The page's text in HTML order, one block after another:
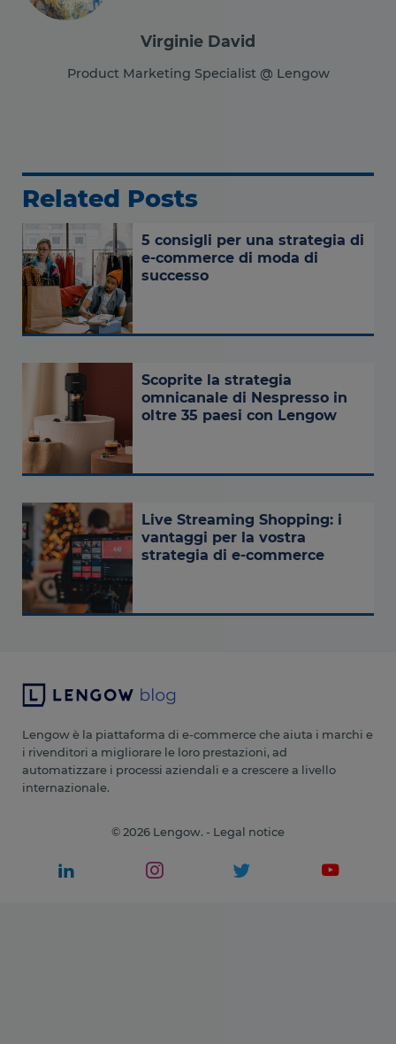
Virginie David
Product Marketing Specialist @ Lengow
Related Posts
5 consigli per una strategia di
e-commerce di moda di
successo
Scoprite la strategia
omnicanale di Nespresso in
oltre 35 paesi con Lengow
Live Streaming Shopping: i
vantaggi per la vostra
strategia di e-commerce
Lengow è la piattaforma di e-commerce che aiuta i marchi e
i rivenditori a migliorare le loro prestazioni, ad
automatizzare i processi aziendali e a crescere a livello
internazionale.
© 2026 Lengow. - Legal notice